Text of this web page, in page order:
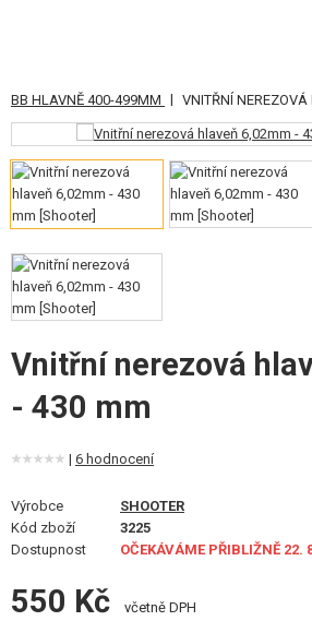
KATEGORIE
AIRSOFTOVÉ ZBRANĚ
VZDUCHOVÉ ZBRANĚ, PRAKY
GRANÁTOMETY, GRANÁTY
KULIČKY, PLYN
AKUMULÁTORY, NABÍJEČKY
ZÁSOBNÍKY, PLNIČKY
BRÝLE, MASKY
VÝSTROJ, UNIFORMY, POUZDRA
MASKOVÁNÍ, BARVY, PÁSKY
VYSÍLAČKY, HEADSETY, KAMERY
GBB HLAVNĚ 400-499MM | VNITŘNÍ
Vnitřní nerezová
- 430 mm
| 6 hodnocení
Výrobce
SHOOTER
Kód zboží
3225
Dostupnost
OČEKÁVÁME PŘIBLIŽNĚ 22.
550 Kč včetně DPH